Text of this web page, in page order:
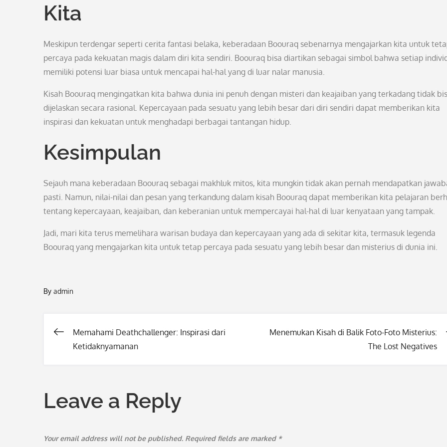
Kita
Meskipun terdengar seperti cerita fantasi belaka, keberadaan Boouraq sebenarnya mengajarkan kita untuk
percaya pada kekuatan magis dalam diri kita sendiri. Boouraq bisa diartikan sebagai simbol bahwa setiap
memiliki potensi luar biasa untuk mencapai hal-hal yang di luar nalar manusia.
Kisah Boouraq mengingatkan kita bahwa dunia ini penuh dengan misteri dan keajaiban yang terkadang tidak
dijelaskan secara rasional. Kepercayaan pada sesuatu yang lebih besar dari diri sendiri dapat memberikan kita
inspirasi dan kekuatan untuk menghadapi berbagai tantangan hidup.
Kesimpulan
Sejauh mana keberadaan Boouraq sebagai makhluk mitos, kita mungkin tidak akan pernah mendapatkan
pasti. Namun, nilai-nilai dan pesan yang terkandung dalam kisah Boouraq dapat memberikan kita pelajaran
tentang kepercayaan, keajaiban, dan keberanian untuk mempercayai hal-hal di luar kenyataan yang tampak.
Jadi, mari kita terus memelihara warisan budaya dan kepercayaan yang ada di sekitar kita, termasuk legenda
Boouraq yang mengajarkan kita untuk tetap percaya pada sesuatu yang lebih besar dan misterius di dunia ini.
By admin
Post
Memahami Deathchallenger: Inspirasi dari
Ketidaknyamanan
Menemukan Kisah di Balik Foto-Foto Misterius:
The Lost Negatives
Leave a Reply
Your email address will not be published. Required fields are marked *